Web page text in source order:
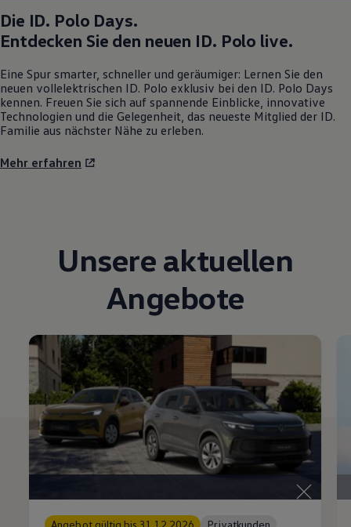
Die ID. Polo Days.
Entdecken Sie den neuen ID. Polo live.
Eine Spur smarter, schneller und geräumiger: Lernen Sie den
neuen vollelektrischen ID. Polo exklusiv bei den ID. Polo Days
kennen. Freuen Sie sich auf spannende Einblicke, innovative
Technologien und die Gelegenheit, das neueste Mitglied der ID.
Familie aus nächster Nähe zu erleben.
Mehr erfahren
Unsere aktuellen
Angebote
Angebot gültig bis 31.12.2026 Privatkunden